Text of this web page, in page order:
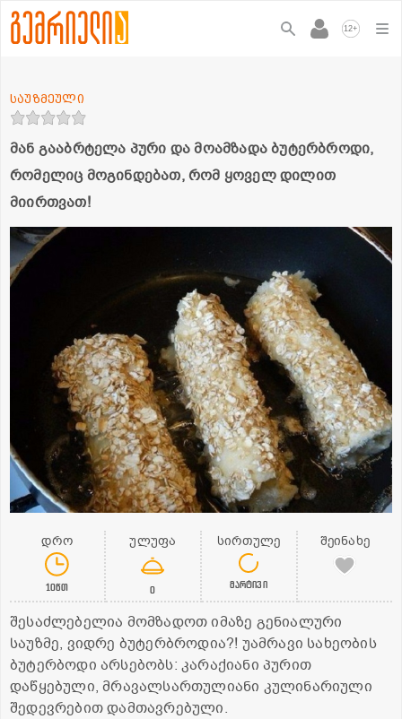
12+
მან გააბრტელა პური და მოამზადა ბუტერბროდი,
რომელიც მოგინდებათ, რომ ყოველ დილით
მიირთვათ!
საუზმეული
დრო
10წთ
ულუფა
0
სირთულე
მარტივი
შეინახე
შესაძლებელია მომზადოთ იმაზე გენიალური
საუზმე, ვიდრე ბუტერბროდია?! უამრავი სახეობის
ბუტერბოდი არსებობს: კარაქიანი პურით
დაწყებული, მრავალსართულიანი კულინარიული
შედევრებით დამთავრებული.